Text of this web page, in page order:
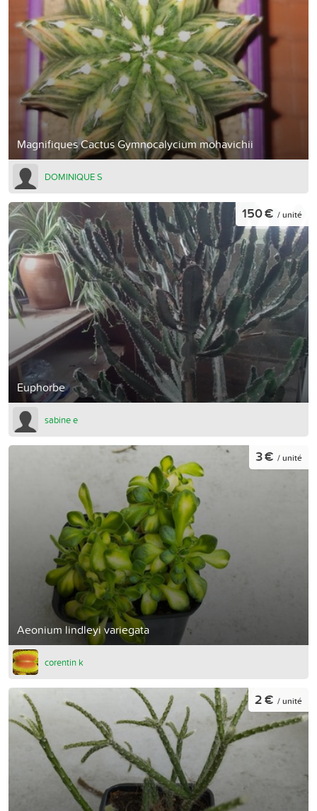
Magnifiques Cactus Gymnocalycium mohavichii
DOMINIQUE S
Euphorbe
150 € / unité
sabine e
Aeonium lindleyi variegata
3 € / unité
corentin k
2 € / unité